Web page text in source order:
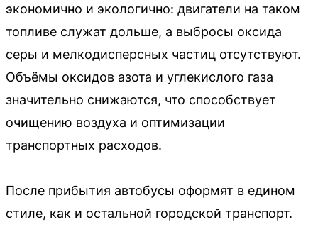
экономично и экологично: двигатели на таком
топливе служат дольше, а выбросы оксида
серы и мелкодисперсных частиц отсутствуют.
Объёмы оксидов азота и углекислого газа
значительно снижаются, что способствует
очищению воздуха и оптимизации
транспортных расходов.
После прибытия автобусы оформят в едином
стиле, как и остальной городской транспорт.